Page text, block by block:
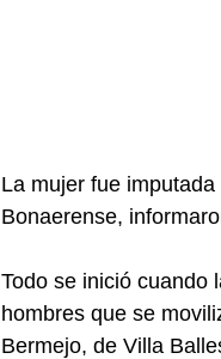
La mujer fue
Bonaerense,
Todo se inició cuando
hombres que se
Bermejo, de Villa